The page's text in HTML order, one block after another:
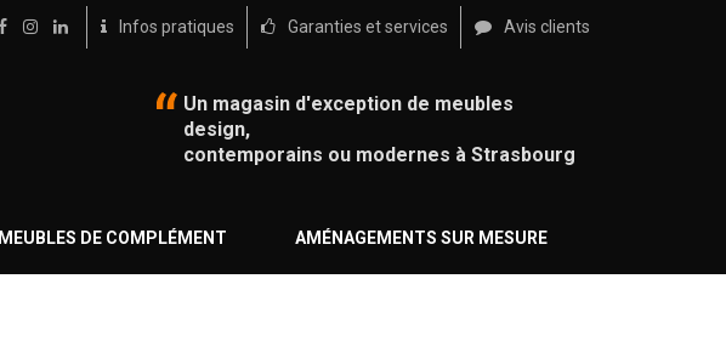
Infos pratiques Garanties et services Avis clients
Un magasin d'exception de meubles
design,
contemporains ou modernes à Strasbourg
MEUBLES DE COMPLÉMENT AMÉNAGEMENTS SUR MESURE